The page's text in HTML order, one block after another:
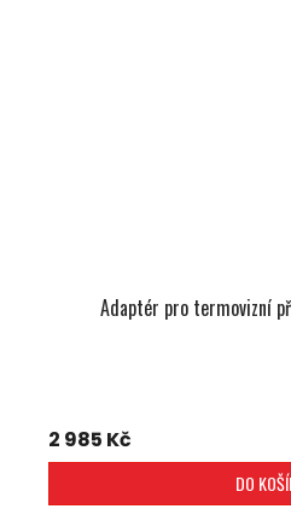
Adaptér pro termovizní
2 985 Kč
DO